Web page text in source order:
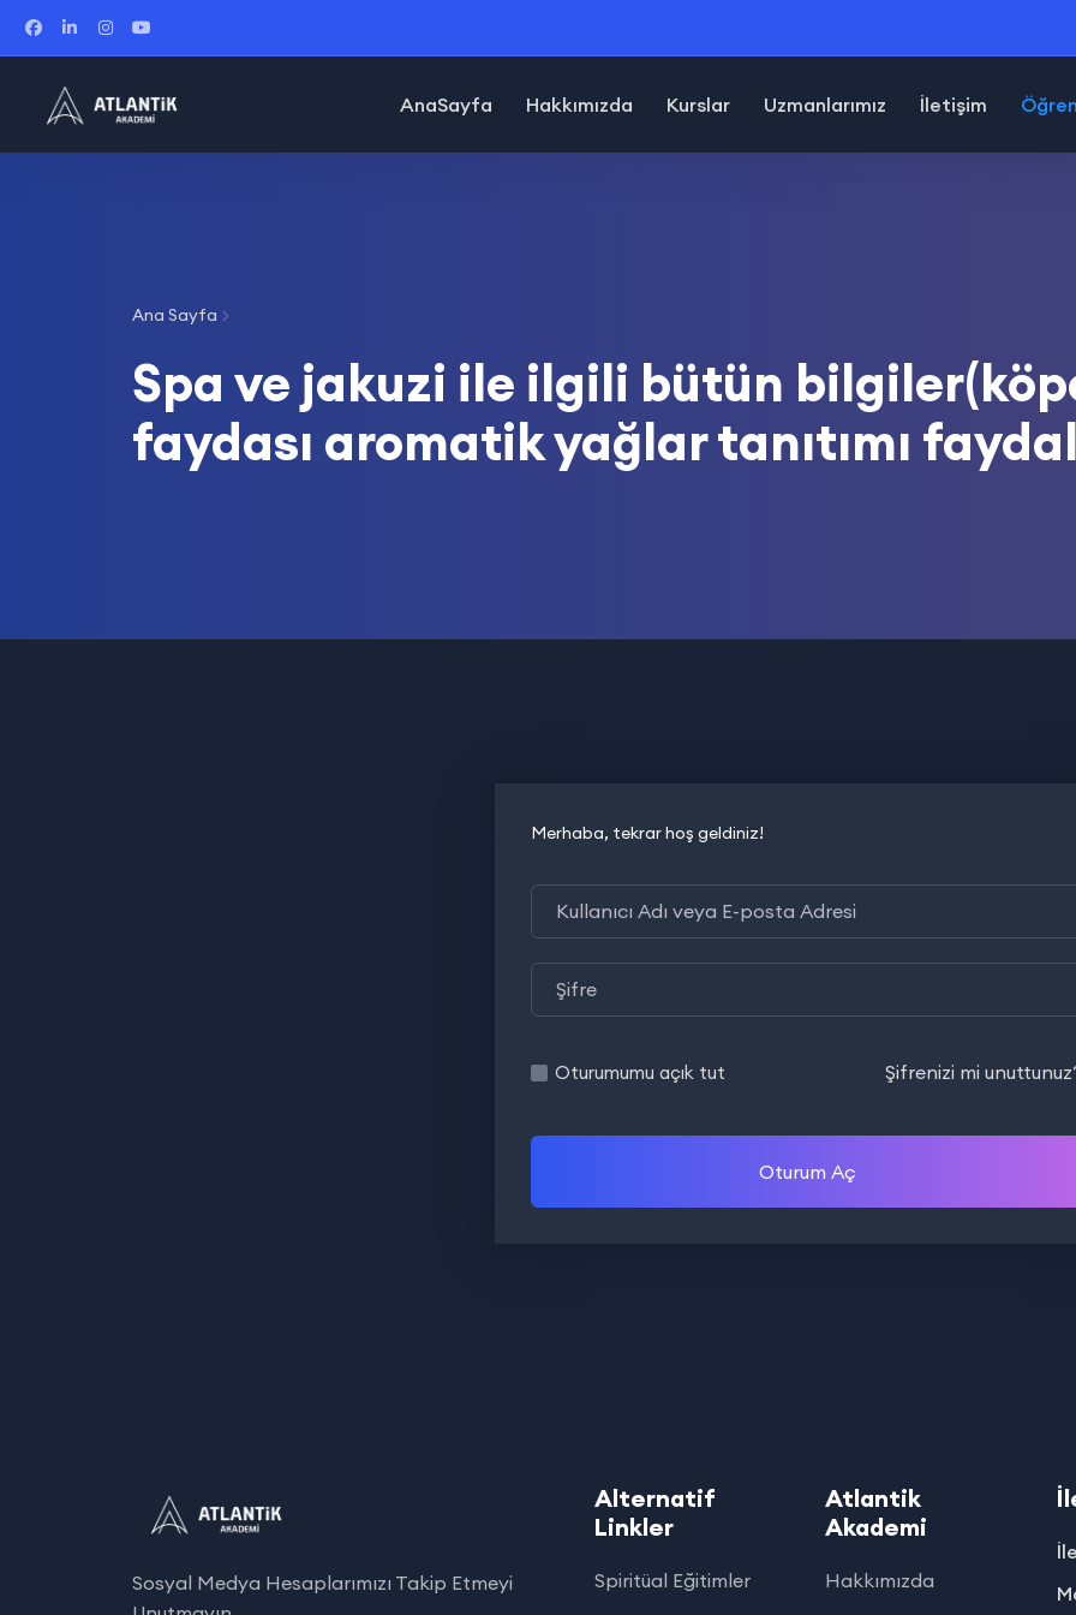
AnaSayfa Hakkımızda Kurslar Uzmanlarımız İletişim
Ana Sayfa
Spa ve jakuzi ile ilgili bütün
faydası aromatik yağlar tanıtımı
Merhaba, tekrar hoş geldiniz!
Oturumumu açık tut Şifrenizi mi
Oturum Aç
Sosyal Medya Hesaplarımızı Takip Etmeyi
Alternatif
Linkler
Spiritüal Eğitimler
Atlantik
Akademi
Hakkımızda